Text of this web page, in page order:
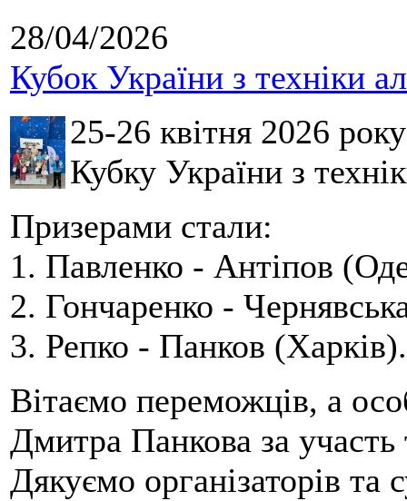
28/04/2026
Кубок України з техніки
25-26 квітня 2026
Кубку України з
Призерами стали:
1. Павленко - Антіпов
2. Гончаренко -
3. Репко - Панков (Харків).
Вітаємо переможців, а
Дмитра Панкова за
Дякуємо організаторів та